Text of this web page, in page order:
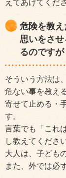
えてあげてくだ
危険を教
思いをさ
るのですが
そういう方法は
危ない事を教え
寄せて止める・
す。
言葉でも「これ
し教えてください
大人は、子ども
また、外では必